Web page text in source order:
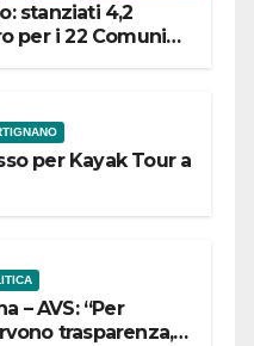
stanziati 4,2
per i 22 Comuni
per Kayak Tour a
– AVS: “Per
trasparenza,